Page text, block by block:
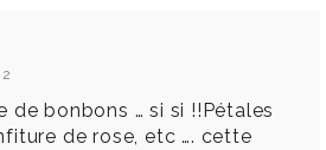
de bonbons … si si !!Pétales
de rose, etc …. cette